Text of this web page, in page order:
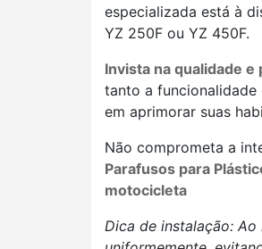
especializada está à
YZ 250F ou YZ 450F.
Invista na qualidade e
tanto a funcionalidade
em aprimorar suas
Não comprometa a
Parafusos para
motocicleta
Dica de instalação: